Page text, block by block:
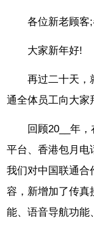
各位新老顾客
大家新年好!
再过二十天，
通全体员工向大家
回顾20__年
平台、香港包月电
我们对中国联通合
容，新增加了传真
能、语音导航功能